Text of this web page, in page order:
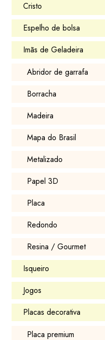
Cristo
Espelho de bolsa
Imãs de Geladeira
Abridor de garrafa
Borracha
Madeira
Mapa do Brasil
Metalizado
Papel 3D
Placa
Redondo
Resina / Gourmet
Isqueiro
Jogos
Placas decorativa
Placa premium